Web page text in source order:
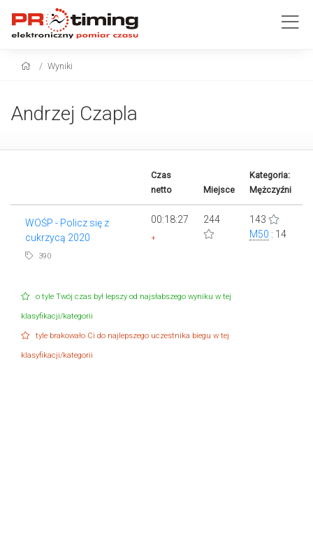
Wyniki
Andrzej Czapla
Czas
netto
Miejsce
Kategoria:
Mężczyźni
WOŚP - Policz się z
cukrzycą 2020
390
00:18:27
+
244
143
M50 : 14
o tyle Twój czas był lepszy od najsłabszego wyniku w tej
klasyfikacji/kategorii
tyle brakowało Ci do najlepszego uczestnika biegu w tej
klasyfikacji/kategorii